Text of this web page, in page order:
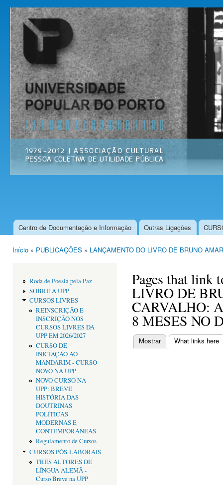
Universidade
Popular do
Porto
Associação
Cultural
Menu principal
Centro de Documentação e Informação Outras Ligações
Início » PUBLICAÇÕES » LANÇAMENTO DO LIVRO DE BRUNO
Roda de Poesia pela Paz
SOBRE A UPP
CURSOS LIVRES
REINSCRIÇÃO E
INSCRIÇÃO NOS
CURSOS LIVRES DA
UPP EM 2026/2027
CURSO DE
INICIAÇÃO AO
MANDARIM - CURSO
NOVO NA UPP
NOVO CURSO NA
UPP: BREVE
HISTÓRIA DAS
DOUTRINAS
POLÍTICAS
MODERNAS E
CONTEMPORÂNEAS
Regulamento de Cursos
CURSOS PÓS-LABORAIS
TRÊS AUTORES DE
LÍNGUA ALEMÃ -
Curso Breve na UPP
Pages that
LIVRO DE
CARVALHO:
8 MESES NO
Separadores
Mostrar What links here